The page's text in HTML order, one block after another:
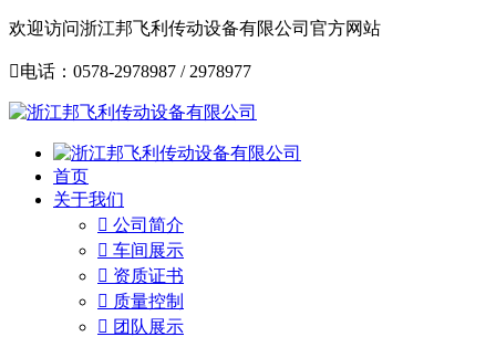
欢迎访问浙江邦飞利传动设备有限公司官方网站
电话：0578-2978987 / 2978977
首页
关于我们
 公司简介
 车间展示
 资质证书
 质量控制
 团队展示